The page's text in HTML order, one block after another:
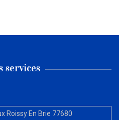
services
Roissy En Brie 77680